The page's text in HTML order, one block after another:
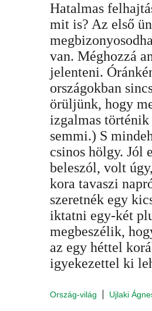
Hatalmas
mit is? Az első
van. Méghozzá
jelenteni.
országokban
örüljünk, hogy
izgalmas
semmi.) S
csinos hölgy. Jól
beleszól, volt
kora tavaszi
szeretnék egy
iktatni egy-két
megbeszélik,
az egy héttel
igyekezettel ki
Ország-világ Ujlaki